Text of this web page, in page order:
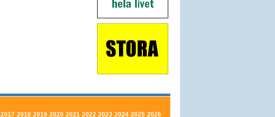
2017 2018 2019 2020 2021 2022 2023 2024 2025 2026